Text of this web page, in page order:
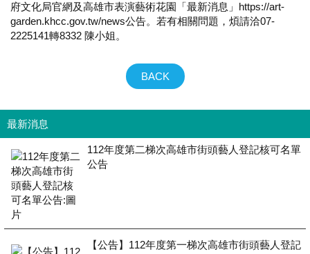
府文化局官網及高雄市表演藝術花園「最新消息」https://art-
garden.khcc.gov.tw/news公告。若有相關問題，煩請洽07-
2225141轉8332 陳小姐。
BACK
最新消息
112年度第二梯次高雄市街頭藝人登記核可名單
公告
【公告】112年度第一梯次高雄市街頭藝人登記